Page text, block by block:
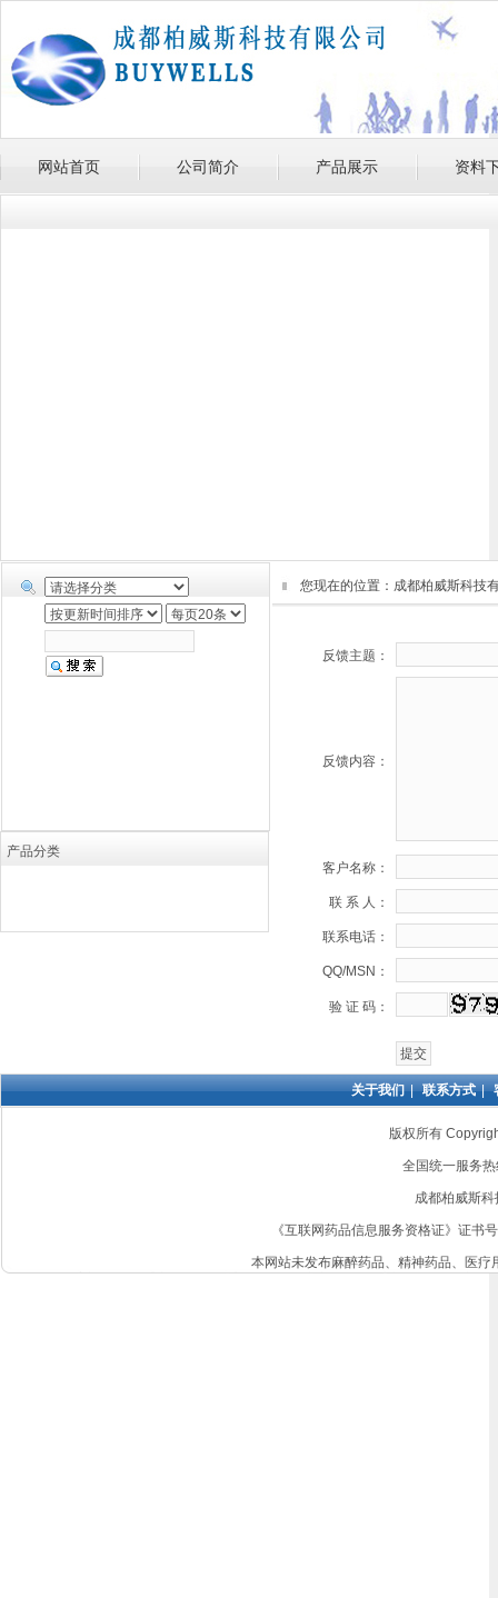
网站首页 公司简介 产品展示 资料
产品分类
您现在的位置： 成都柏威斯科技
反馈主题：
反馈内容：
客户名称：
联 系 人：
联系电话：
QQ/MSN：
验 证 码：
版权所有
全国统一服务
成都柏威斯
《互联网药品信息服务资格证》证书
本网站未发布麻醉药品、精神药品、医
关于我们 | 联系方式 |